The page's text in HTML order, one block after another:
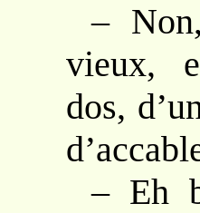
–
vieux,
dos,
– Eh